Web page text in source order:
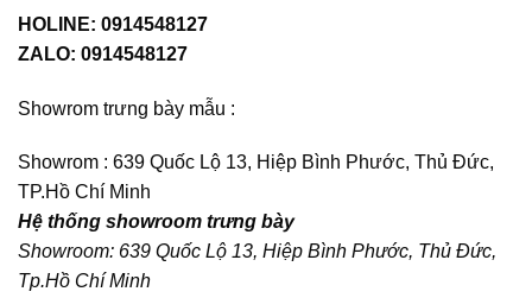
HOLINE: 0914548127
ZALO: 0914548127
Showrom trưng bày mẫu :
Showrom : 639 Quốc Lộ 13, Hiệp Bình Phước, Thủ Đức,
TP.Hồ Chí Minh
Hệ thống showroom trưng bày
Showroom: 639 Quốc Lộ 13, Hiệp Bình Phước, Thủ Đức,
Tp.Hồ Chí Minh